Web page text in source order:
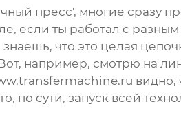
пресс', многие сразу
если ты работал с
что это целая
Вот, например, смотрю
по сути, запуск всей